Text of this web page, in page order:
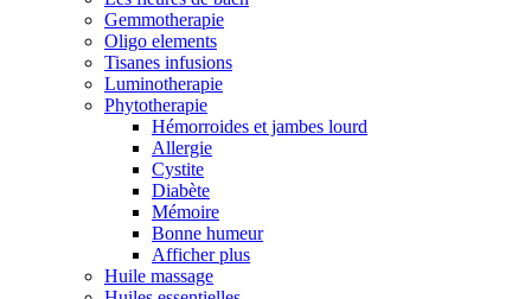
Gemmotherapie
Oligo elements
Tisanes infusions
Luminotherapie
Phytotherapie
Hémorroides et jambes lourd
Allergie
Cystite
Diabète
Mémoire
Bonne humeur
Afficher plus
Huile massage